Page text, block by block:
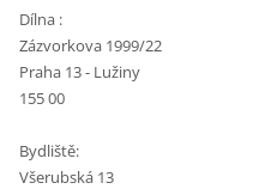
Dílna :
Zázvorkova 1999/22
Praha 13 - Lužiny
155 00
Bydliště:
Všerubská 13